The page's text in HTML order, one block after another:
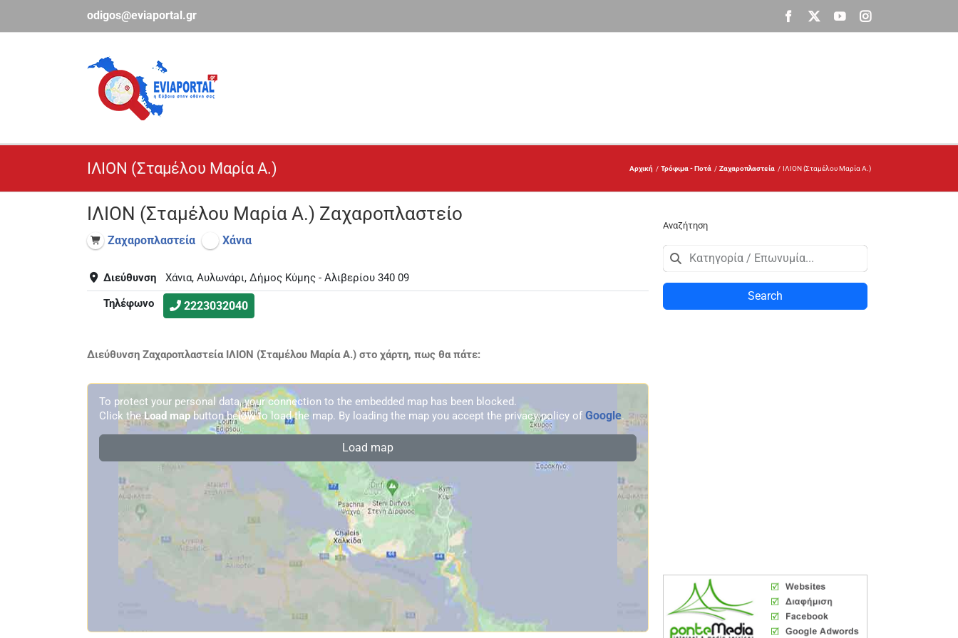
περιεχόμενο
odigos@eviaportal.gr Facebook
X YouTubeInstagram
ΙΛΙΟΝ (Σταμέλου Μαρία Α.) Αρχική Τρόφιμα - Ποτά Ζαχαροπλαστεία ΙΛΙΟΝ (Σταμέλου Μαρία Α.)
ΙΛΙΟΝ (Σταμέλου Μαρία Α.) Ζαχαροπλαστείο
Ζαχαροπλαστεία Χάνια
Διεύθυνση
Χάνια, Αυλωνάρι, Δήμος Κύμης - Αλιβερίου 340 09
Τηλέφωνο
2223032040
Διεύθυνση Ζαχαροπλαστεία ΙΛΙΟΝ (Σταμέλου Μαρία Α.) στο χάρτη, πως θα πάτε:
To protect your personal data, your connection to the embedded map has been blocked.
Click the Load mapbutton below to load the map. By loading the map you accept the privacy policy of Google.
Load map
Αναζήτηση
Search